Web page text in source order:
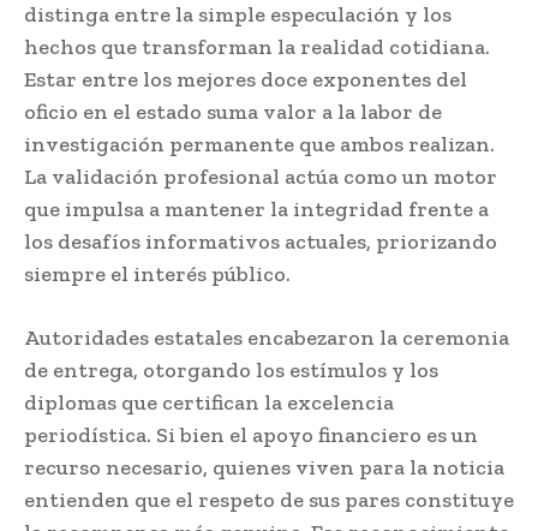
distinga entre la simple especulación y los
hechos que transforman la realidad cotidiana.
Estar entre los mejores doce exponentes del
oficio en el estado suma valor a la labor de
investigación permanente que ambos realizan.
La validación profesional actúa como un motor
que impulsa a mantener la integridad frente a
los desafíos informativos actuales, priorizando
siempre el interés público.
Autoridades estatales encabezaron la ceremonia
de entrega, otorgando los estímulos y los
diplomas que certifican la excelencia
periodística. Si bien el apoyo financiero es un
recurso necesario, quienes viven para la noticia
entienden que el respeto de sus pares constituye